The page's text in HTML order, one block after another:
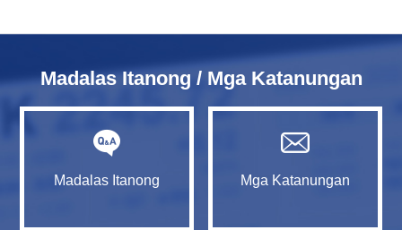
Madalas Itanong / Mga Katanungan
Madalas Itanong Mga Katanungan